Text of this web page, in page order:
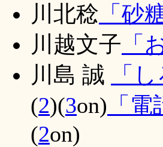
川北稔 「砂
川越文子 「
川島 誠
「
(2)(3on) 「
(2on)